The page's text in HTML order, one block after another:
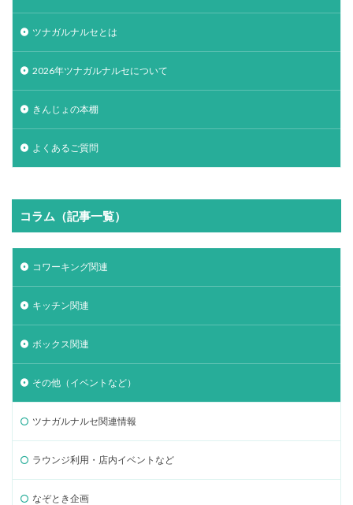
ツナガルナルセとは
2026年ツナガルナルセについて
きんじょの本棚
よくあるご質問
コラム（記事一覧）
コワーキング関連
キッチン関連
ボックス関連
その他（イベントなど）
ツナガルナルセ関連情報
ラウンジ利用・店内イベントなど
なぞとき企画